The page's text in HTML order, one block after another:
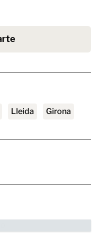
Lleida Girona